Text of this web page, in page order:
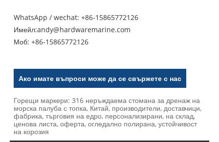
WhatsApp / wechat: +86-15865772126
Имейл:andy@hardwaremarine.com
Моб:+86-15865772126
Ако имате въпроси може да се свържете с нас
Горещи маркери: 316 неръждаема стомана за дренаж на
морска палуба с топка, Китай, производители, доставчици,
фабрика, търговия на едро, персонализирани, на склад,
ценова листа, оферта, огледално полирана, устойчивост
на корозия